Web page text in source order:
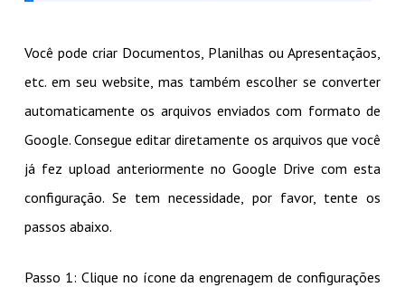
Você pode criar Documentos, Planilhas ou Apresentaçãos,
etc. em seu website, mas também escolher se converter
automaticamente os arquivos enviados com formato de
Google. Consegue editar diretamente os arquivos que você
já fez upload anteriormente no Google Drive com esta
configuração. Se tem necessidade, por favor, tente os
passos abaixo.
Passo 1: Clique no ícone da engrenagem de configurações